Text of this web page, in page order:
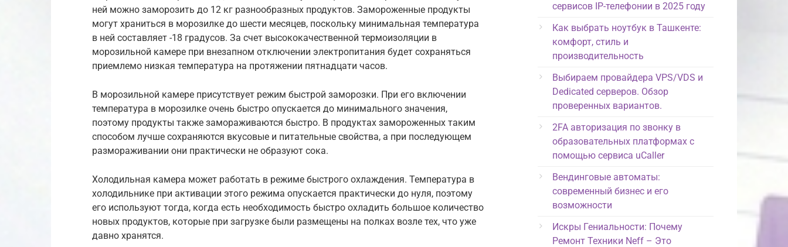
ней можно заморозить до 12 кг разнообразных продуктов. Замороженные продукты
могут храниться в морозилке до шести месяцев, поскольку минимальная температура
в ней составляет -18 градусов. За счет высококачественной термоизоляции в
морозильной камере при внезапном отключении электропитания будет сохраняться
приемлемо низкая температура на протяжении пятнадцати часов.
В морозильной камере присутствует режим быстрой заморозки. При его включении
температура в морозилке очень быстро опускается до минимального значения,
поэтому продукты также замораживаются быстро. В продуктах замороженных таким
способом лучше сохраняются вкусовые и питательные свойства, а при последующем
размораживании они практически не образуют сока.
Холодильная камера может работать в режиме быстрого охлаждения. Температура в
холодильнике при активации этого режима опускается практически до нуля, поэтому
его используют тогда, когда есть необходимость быстро охладить большое количество
новых продуктов, которые при загрузке были размещены на полках возле тех, что уже
давно хранятся.
сервисов IP-телефонии в 2025 году
Как выбрать ноутбук в Ташкенте:
комфорт, стиль и
производительность
Выбираем провайдера VPS/VDS и
Dedicated серверов. Обзор
проверенных вариантов.
2FA авторизация по звонку в
образовательных платформах с
помощью сервиса uCaller
Вендинговые автоматы:
современный бизнес и его
возможности
Искры Гениальности: Почему
Ремонт Техники Neff – Это